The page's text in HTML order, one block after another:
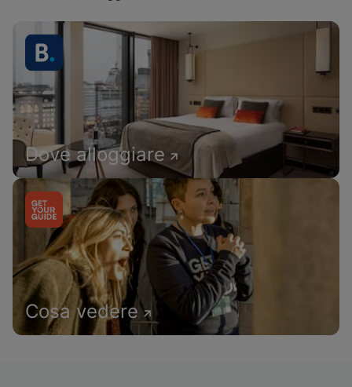
Dove alloggiare
Cosa vedere